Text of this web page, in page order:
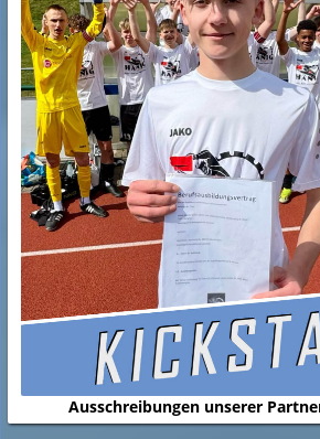
Ausschreibungen unserer